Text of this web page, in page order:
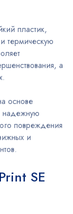
пластик,
термическую
а
основе
надежную
повреждения
и
SE